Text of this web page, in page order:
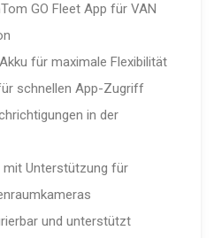
GO Fleet App für VAN
für maximale Flexibilität
schnellen App-Zugriff
in der
mit Unterstützung für
und unterstützt